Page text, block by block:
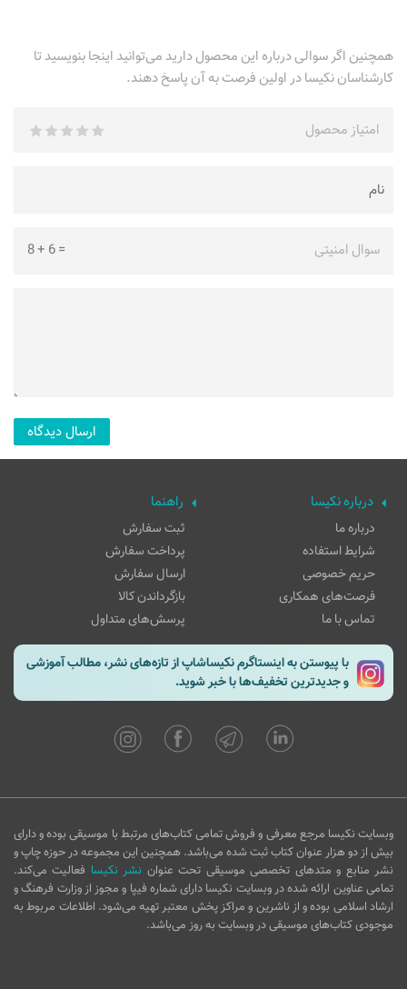
همچنین اگر سوالی درباره این محصول دارید می‌توانید اینجا بنویسید تا
کارشناسان نکیسا در اولین فرصت به آن پاسخ دهند.
امتیاز محصول
سوال امنیتی =
6
+
8
درباره نکیسا
درباره ما
شرایط استفاده
حریم خصوصی
فرصت‌های همکاری
تماس با ما
راهنما
ثبت سفارش
پرداخت سفارش
ارسال سفارش
بازگرداندن کالا
پرسش‌های متداول
با پیوستن به اینستاگرم نکیساشاپ از تازه‌های نشر، مطالب آموزشی
و جدیدترین تخفیف‌ها با خبر شوید.
وبسایت نکیسا مرجع معرفی و فروش تمامی کتاب‌های مرتبط با موسیقی بوده و دارای
بیش از دو هزار عنوان کتاب ثبت شده می‌باشد. همچنین این مجموعه در حوزه چاپ و
نشر منابع و متدهای تخصصی موسیقی تحت عنوان نشر نکیسا فعالیت می‌کند.
تمامی عناوین ارائه شده در وبسایت نکیسا دارای شماره فیپا و مجوز از وزارت فرهنگ و
ارشاد اسلامی بوده و از ناشرین و مراکز پخش معتبر تهیه می‌شود. اطلاعات مربوط به
موجودی کتاب‌های موسیقی در وبسایت به روز می‌باشد.